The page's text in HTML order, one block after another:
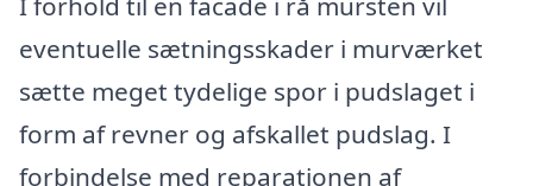
eventuelle sætningsskader i murværket
sætte meget tydelige spor i pudslaget i
form af revner og afskallet pudslag. I
forbindelse med reparationen af